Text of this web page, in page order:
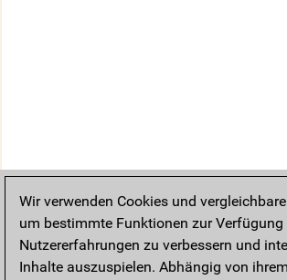
Wir verwenden Cookies und
um bestimmte Funktionen zur Verfügung
Nutzererfahrungen zu verbessern und
Inhalte auszuspielen. Abhängig von ihrem